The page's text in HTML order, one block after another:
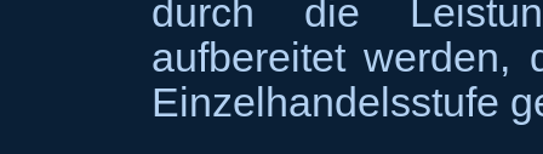
durch die
aufbereitet werden,
Einzelhandelsstufe